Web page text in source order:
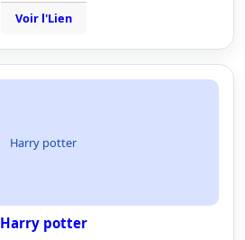
Voir l'Lien
Harry potter
Harry potter